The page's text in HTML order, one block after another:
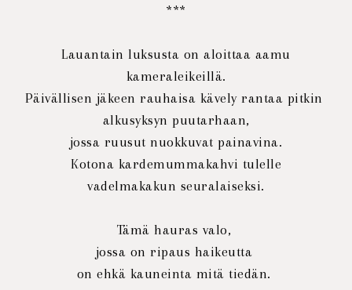
***
Lauantain luksusta on aloittaa aamu
kameraleikeillä.
Päivällisen jäkeen rauhaisa kävely rantaa pitkin
alkusyksyn puutarhaan,
jossa ruusut nuokkuvat painavina.
Kotona kardemummakahvi tulelle
vadelmakakun seuralaiseksi.
Tämä hauras valo,
jossa on ripaus haikeutta
on ehkä kauneinta mitä tiedän.